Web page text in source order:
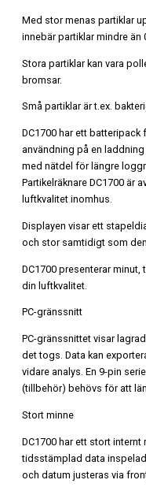
Med stor menas partiklar
innebär partiklar mindre än
Stora partiklar kan vara
bromsar.
Små partiklar är t.ex.
DC1700 har ett
användning på en
med nätdel för längre
Partikelräknare DC1700 är
luftkvalitet inomhus.
Displayen visar ett
och stor samtidigt som
DC1700 presenterar
din luftkvalitet.
PC-gränssnitt
PC-gränssnittet visar
det togs. Data kan
vidare analys. En 9-pin
(tillbehör) behövs för att
Stort minne
DC1700 har ett stort
tidsstämplad data
och datum justeras via